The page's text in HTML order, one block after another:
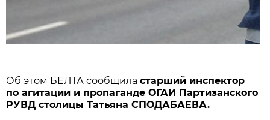
Об этом БЕЛТА сообщиластарший инспектор
по агитации и пропаганде ОГАИ Партизанского
РУВД столицы Татьяна СПОДАБАЕВА.